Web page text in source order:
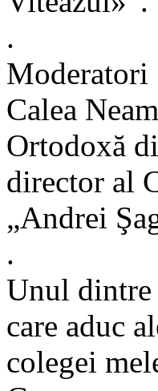
.
Calea
Ortodoxă
director al
„Andrei
.
Unul dintre
care aduc
colegei